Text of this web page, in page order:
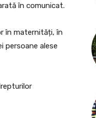
în comunicat.
în maternități, în
persoane alese